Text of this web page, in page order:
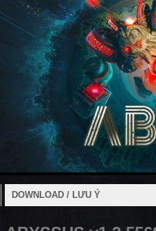
DOWNLOAD / LƯU Ý